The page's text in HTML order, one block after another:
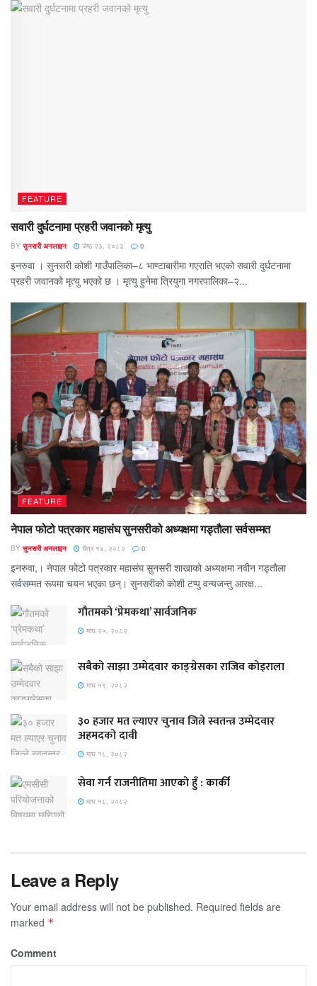
FEATURE
सवारी दुर्घटनामा प्रहरी जवानको मृत्यु
BY सुनसरी अनलाइन जेष्ठ २३, २०८३ 0
इनरुवा । सुनसरी कोशी गाउँपालिका–८ भाण्टाबारीमा गएराति भएको सवारी दुर्घटनामा
प्रहरी जवानको मृत्यु भएको छ । मृत्यु हुनेमा त्रियुगा नगरपालिका–२...
FEATURE
नेपाल फोटो पत्रकार महासंघ सुनसरीको अध्यक्षमा गड्ताैला सर्वसम्मत
BY सुनसरी अनलाइन चैत्र १४, २०८२ 0
इनरुवा,। नेपाल फोटो पत्रकार महासंघ सुनसरी शाखाको अध्यक्षमा नवीन गड्ताैला
सर्वसम्मत रूपमा चयन भएका छन्। सुनसरीको काेशी टप्पु वन्यजन्तु आरक्ष...
गौतमको ‘प्रेमकथा’ सार्वजनिक
माघ २५, २०८२
सबैको साझा उम्मेदवार काङ्ग्रेसका राजिव कोइराला
माघ १९, २०८२
३० हजार मत ल्याएर चुनाव जित्ने स्वतन्त्र उम्मेदवार
अहमदको दावी
माघ १८, २०८२
सेवा गर्न राजनीतिमा आएको हुँ : कार्की
माघ १८, २०८२
Leave a Reply
Your email address will not be published. Required fields are
marked *
Comment